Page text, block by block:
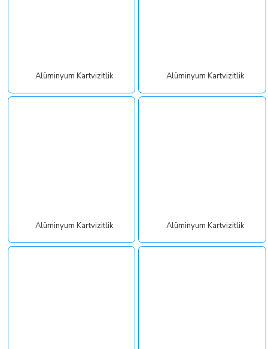
Alüminyum Kartvizitlik Alüminyum Kartvizitlik
Alüminyum Kartvizitlik Alüminyum Kartvizitlik